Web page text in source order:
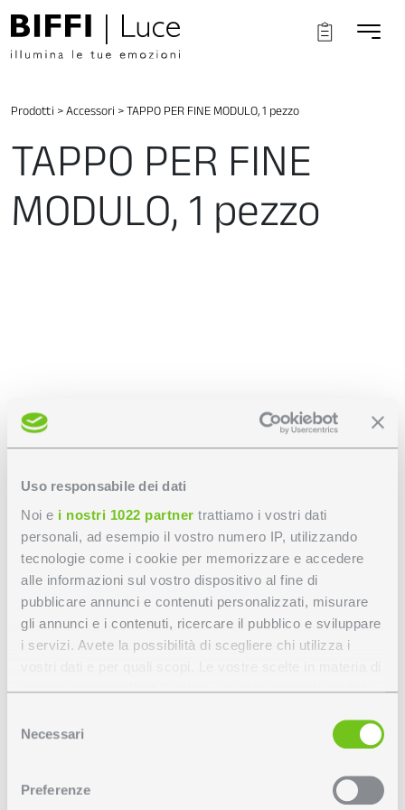
Uso responsabile dei dati
Noi e i nostri 1022 partner trattiamo i vostri dati
personali, ad esempio il vostro numero IP, utilizzando
tecnologie come i cookie per memorizzare e accedere
alle informazioni sul vostro dispositivo al fine di
pubblicare annunci e contenuti personalizzati, misurare
gli annunci e i contenuti, ricercare il pubblico e sviluppare
i servizi. Avete la possibilità di scegliere chi utilizza i
privacy sono applicabili solo su questa proprietà digitale
modificare o revocare il proprio consenso in qualsiasi
momento dalla Dichiarazione sui cookie o facendo clic
delNecessari
Preferenze
Prodotti >Accessori >TAPPO PER FINE MODULO, 1 pezzo
TAPPO PER FINE
MODULO, 1 pezzo